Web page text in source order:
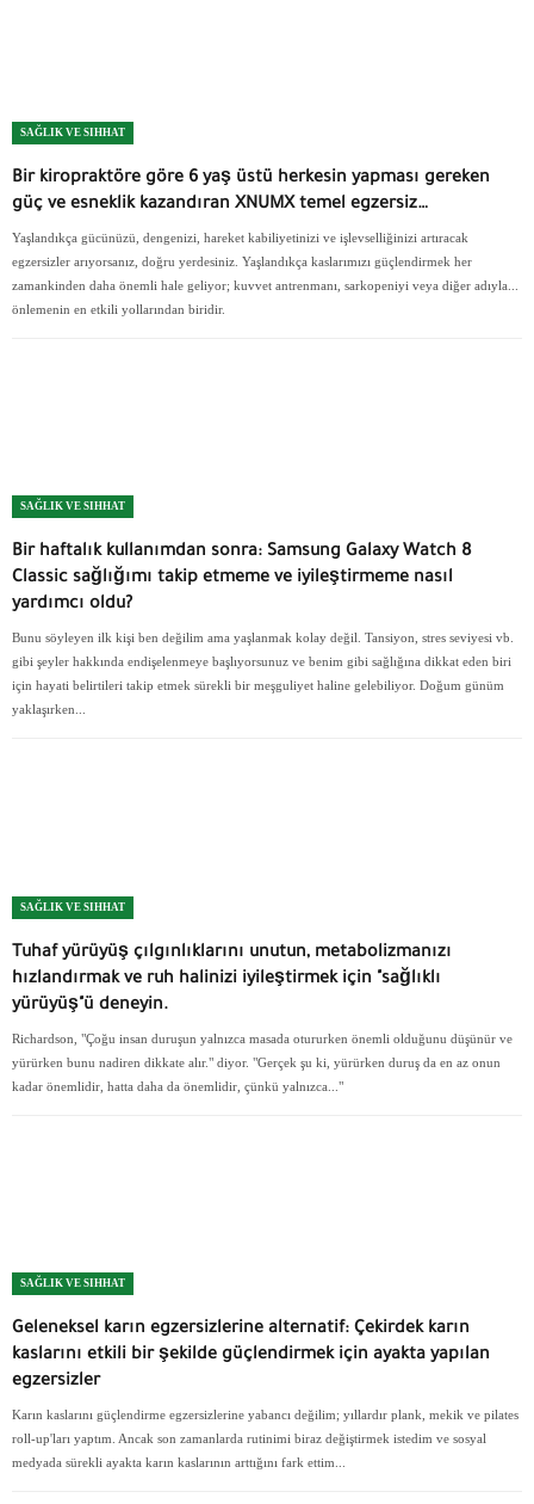
SAĞLIK VE SIHHAT
Bir kiropraktöre göre 6 yaş üstü herkesin yapması gereken
güç ve esneklik kazandıran XNUMX temel egzersiz…
Yaşlandıkça gücünüzü, dengenizi, hareket kabiliyetinizi ve işlevselliğinizi artıracak
egzersizler arıyorsanız, doğru yerdesiniz. Yaşlandıkça kaslarımızı güçlendirmek her
zamankinden daha önemli hale geliyor; kuvvet antrenmanı, sarkopeniyi veya diğer adıyla...
önlemenin en etkili yollarından biridir.
SAĞLIK VE SIHHAT
Bir haftalık kullanımdan sonra: Samsung Galaxy Watch 8
Classic sağlığımı takip etmeme ve iyileştirmeme nasıl
yardımcı oldu?
Bunu söyleyen ilk kişi ben değilim ama yaşlanmak kolay değil. Tansiyon, stres seviyesi vb.
gibi şeyler hakkında endişelenmeye başlıyorsunuz ve benim gibi sağlığına dikkat eden biri
için hayati belirtileri takip etmek sürekli bir meşguliyet haline gelebiliyor. Doğum günüm
yaklaşırken...
SAĞLIK VE SIHHAT
Tuhaf yürüyüş çılgınlıklarını unutun, metabolizmanızı
hızlandırmak ve ruh halinizi iyileştirmek için "sağlıklı
yürüyüş"ü deneyin.
Richardson, "Çoğu insan duruşun yalnızca masada otururken önemli olduğunu düşünür ve
yürürken bunu nadiren dikkate alır." diyor. "Gerçek şu ki, yürürken duruş da en az onun
kadar önemlidir, hatta daha da önemlidir, çünkü yalnızca..."
SAĞLIK VE SIHHAT
Geleneksel karın egzersizlerine alternatif: Çekirdek karın
kaslarını etkili bir şekilde güçlendirmek için ayakta yapılan
egzersizler
Karın kaslarını güçlendirme egzersizlerine yabancı değilim; yıllardır plank, mekik ve pilates
roll-up'ları yaptım. Ancak son zamanlarda rutinimi biraz değiştirmek istedim ve sosyal
medyada sürekli ayakta karın kaslarının arttığını fark ettim...